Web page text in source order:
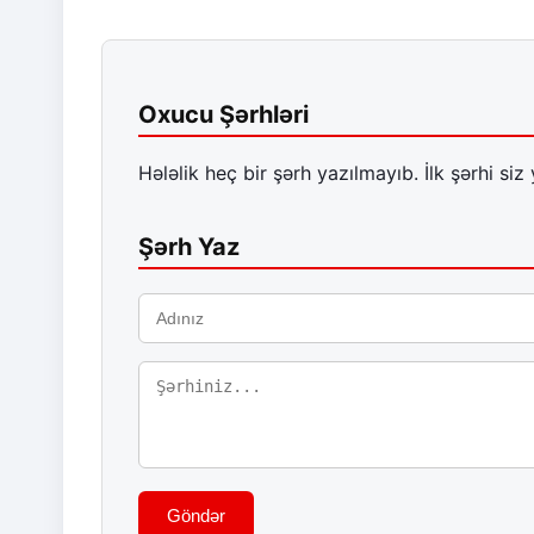
Oxucu Şərhləri
Hələlik heç bir şərh yazılmayıb. İlk şərhi siz
Şərh Yaz
Göndər